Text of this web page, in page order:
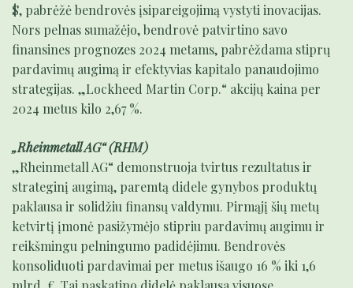
$, pabrėžė bendrovės įsipareigojimą vystyti inovacijas.
Nors pelnas sumažėjo, bendrovė patvirtino savo
finansines prognozes 2024 metams, pabrėždama stiprų
pardavimų augimą ir efektyvias kapitalo panaudojimo
strategijas. „Lockheed Martin Corp.“ akcijų kaina per
2024 metus kilo 2,67 %.
„Rheinmetall AG“ (RHM)
„Rheinmetall AG“ demonstruoja tvirtus rezultatus ir
strateginį augimą, paremtą didele gynybos produktų
paklausa ir solidžiu finansų valdymu. Pirmąjį šių metų
ketvirtį įmonė pasižymėjo stipriu pardavimų augimu ir
reikšmingu pelningumo padidėjimu. Bendrovės
konsoliduoti pardavimai per metus išaugo 16 % iki 1,6